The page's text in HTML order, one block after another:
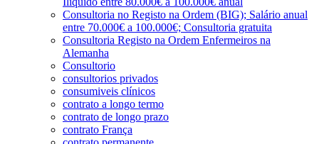
Consultoria no Registo na Ordem (BIG); Salário anual
entre 70.000€ a 100.000€; Consultoria gratuita
Consultoria Registo na Ordem Enfermeiros na
Alemanha
Consultorio
consultorios privados
consumiveis clínicos
contrato a longo termo
contrato de longo prazo
contrato França